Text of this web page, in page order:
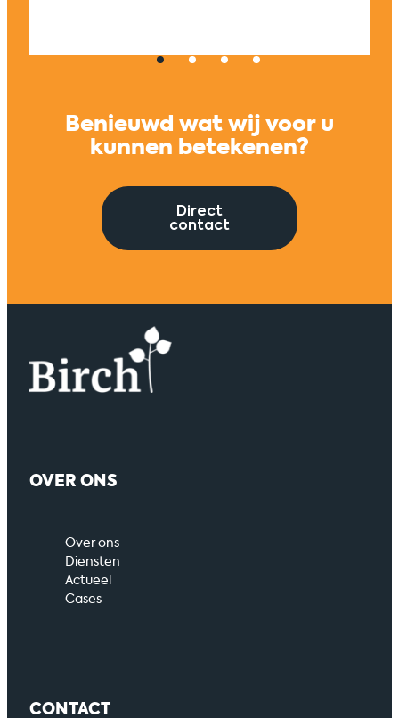
Benieuwd wat wij voor u
kunnen betekenen?
Direct
contact
OVER ONS
Over ons
Diensten
Actueel
Cases
CONTACT